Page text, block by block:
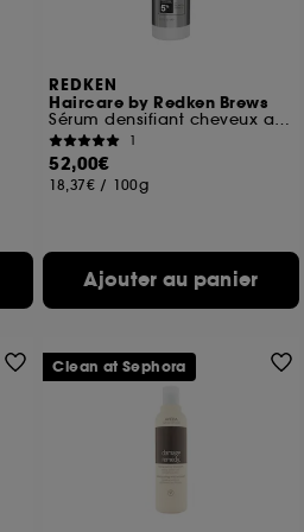
REDKEN
Haircare by Redken Brews
Sérum densifiant cheveux affinés
1
52,00€
18,37€ / 100g
Ajouter au panier
Clean at Sephora
choix concernant le dépôt
bouton "personnaliser mes
ces Cookies, pour les
les données personnelles
lors de votre activité en ligne
tous les cookies, cliques
Voous pouvez à tout